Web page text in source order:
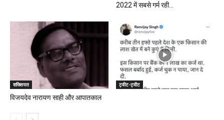
2022 में सबसे गर्म रही...
शख्सियत
विजयदेव नारायण साही और आपातकाल
ट्वीट-ट्वीट